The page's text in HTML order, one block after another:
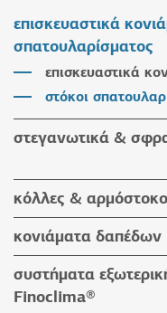
επισκευαστικά
σπατουλαρίσματος
επισκευαστικά
στόκοι
στεγανωτικά &
στεγανωτικά &
βοηθητικά υλικά
κόλλες &
κόλλες πλακιδίων
κόλλες ειδικών
αρμόστοκοι &
βοηθητικά υλικά
κονιάματα δαπέδων
κονιάματα
βοηθητικά υλικά
συστήματα
Finoclima®